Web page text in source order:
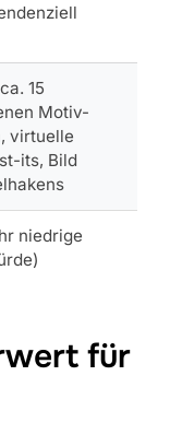
15
Motiv-
virtuelle
its, Bild
niedrige
für